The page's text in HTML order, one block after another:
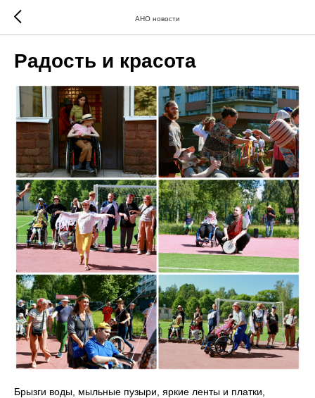
АНО новости
Радость и красота
Брызги воды, мыльные пузыри, яркие ленты и платки,